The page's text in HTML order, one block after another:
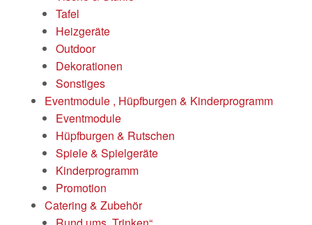
Tafel
Heizgeräte
Outdoor
Dekorationen
Sonstiges
Eventmodule , Hüpfburgen & Kinderprogramm
Eventmodule
Hüpfburgen & Rutschen
Spiele & Spielgeräte
Kinderprogramm
Promotion
Catering & Zubehör